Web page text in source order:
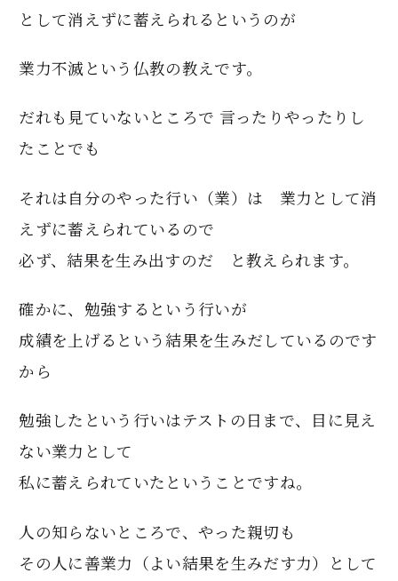
として消えずに蓄えられるというのが
業力不滅という仏教の教えです。
だれも見ていないところで 言ったりやったりし
たことでも
それは自分のやった行い（業）は 業力として消
えずに蓄えられているので
必ず、結果を生み出すのだ と教えられます。
確かに、勉強するという行いが
成績を上げるという結果を生みだしているのです
から
勉強したという行いはテストの日まで、目に見え
ない業力として
私に蓄えられていたということですね。
人の知らないところで、やった親切も
その人に善業力（よい結果を生みだす力）として